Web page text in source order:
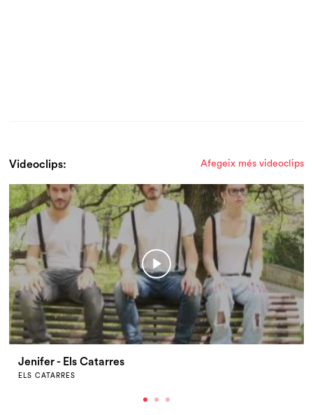
Videoclips: Afegeix més videoclips
Jenifer - Els Catarres
ELS CATARRES